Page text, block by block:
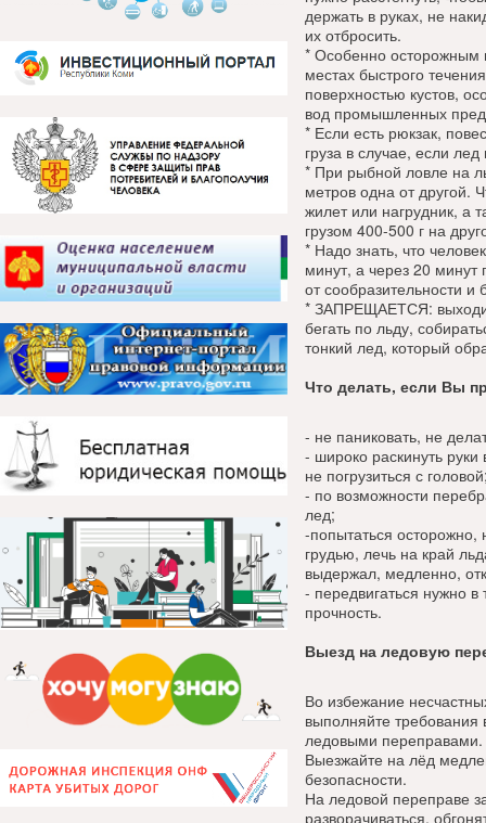
держать в руках, не
их отбросить.
* Особенно осторожным
местах быстрого
поверхностью кустов,
вод промышленных
* Если есть рюкзак,
груза в случае, если
* При рыбной ловле на
метров одна от другой.
жилет или нагрудник, а
грузом 400-500 г на
* Надо знать, что
минут, а через 20 минут
от сообразительности и
* ЗАПРЕЩАЕТСЯ:
бегать по льду,
тонкий лед, который
Что делать, если Вы
- не паниковать, не
- широко раскинуть руки
не погрузиться с
- по возможности
лед;
-попытаться осторожно,
грудью, лечь на край
выдержал, медленно,
- передвигаться нужно
прочность.
Выезд на ледовую
Во избежание
выполняйте
ледовыми переправами.
Выезжайте на лёд
безопасности.
На ледовой переправе
разворачиваться,